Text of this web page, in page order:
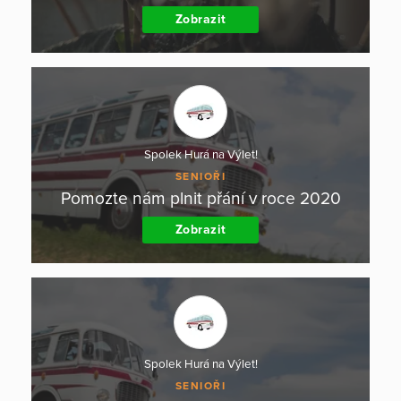
Zobrazit
Spolek Hurá na Výlet!
SENIOŘI
Pomozte nám plnit přání v roce 2020
Zobrazit
Spolek Hurá na Výlet!
SENIOŘI